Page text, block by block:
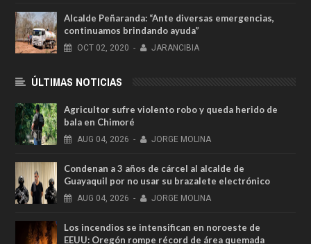
Alcalde Peñaranda: “Ante diversas emergencias,
continuamos brindando ayuda”
OCT 02, 2020 - JARANCIBIA
ÚLTIMAS NOTICIAS
Agricultor sufre violento robo y queda herido de
bala en Chimoré
AUG 04, 2026 - JORGE MOLINA
Condenan a 3 años de cárcel al alcalde de
Guayaquil por no usar su brazalete electrónico
AUG 04, 2026 - JORGE MOLINA
Los incendios se intensifican en noroeste de
EEUU: Oregón rompe récord de área quemada